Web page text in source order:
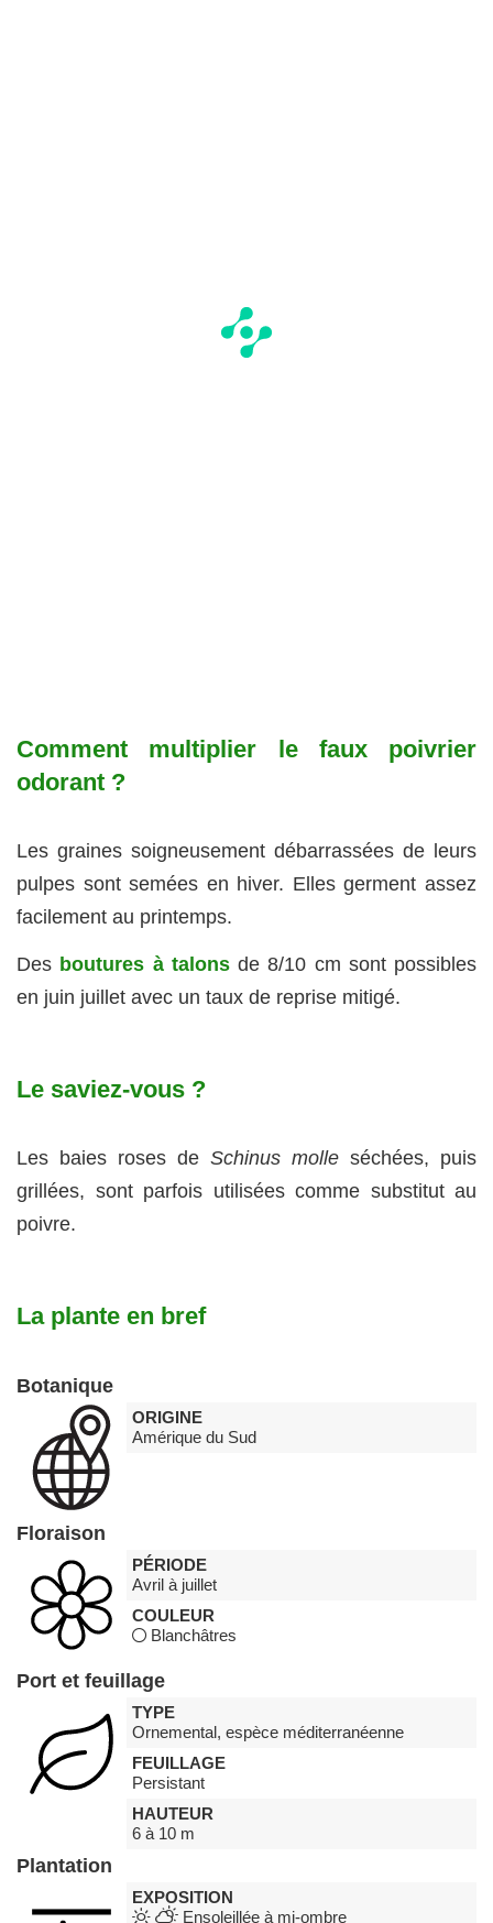
Comment multiplier le faux poivrier
odorant ?
Les graines soigneusement débarrassées de leurs
pulpes sont semées en hiver. Elles germent assez
facilement au printemps.
Des boutures à talonsde 8/10 cm sont possibles
en juin juillet avec un taux de reprise mitigé.
Le saviez-vous ?
Les baies roses de Schinus molle séchées, puis
grillées, sont parfois utilisées comme substitut au
poivre.
La plante en bref
Botanique
ORIGINE
Amérique du Sud
Floraison
PÉRIODE
Avril à juillet
COULEUR
Blanchâtres
Port et feuillage
TYPE
Ornemental, espèce méditerranéenne
FEUILLAGE
Persistant
HAUTEUR
6 à 10 m
Plantation
EXPOSITION
Ensoleillée à mi-ombre